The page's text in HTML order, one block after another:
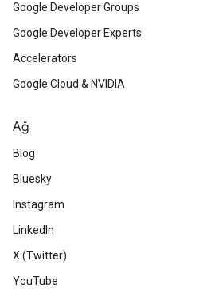
Google Developer Groups
Google Developer Experts
Accelerators
Google Cloud & NVIDIA
Ağ
Blog
Bluesky
Instagram
LinkedIn
X (Twitter)
YouTube